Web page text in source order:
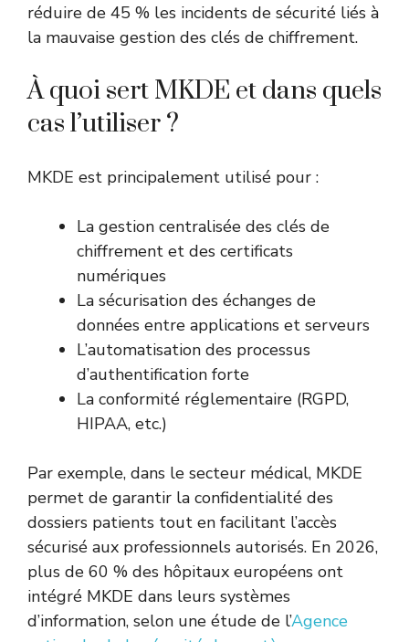
réduire de 45 % les incidents de sécurité liés à
la mauvaise gestion des clés de chiffrement.
À quoi sert MKDE et dans quels
cas l’utiliser ?
MKDE est principalement utilisé pour :
La gestion centralisée des clés de
chiffrement et des certificats
numériques
La sécurisation des échanges de
données entre applications et serveurs
L’automatisation des processus
d’authentification forte
La conformité réglementaire (RGPD,
HIPAA, etc.)
Par exemple, dans le secteur médical, MKDE
permet de garantir la confidentialité des
dossiers patients tout en facilitant l’accès
sécurisé aux professionnels autorisés. En 2026,
plus de 60 % des hôpitaux européens ont
intégré MKDE dans leurs systèmes
d’information, selon une étude de l’Agence